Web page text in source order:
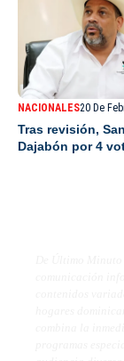
NACIONALES20 De
Tras revisión,
Dajabón por 4